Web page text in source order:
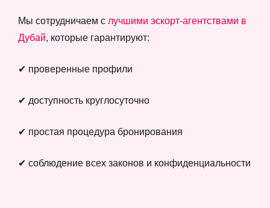
Мы сотрудничаем с лучшими эскорт-агентствами в
Дубай, которые гарантируют:
✔ проверенные профили
✔ доступность круглосуточно
✔ простая процедура бронирования
✔ соблюдение всех законов и конфиденциальности